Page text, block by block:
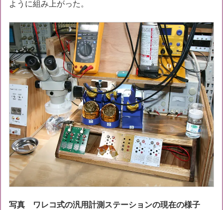
ように組み上がった。
写真 ワレコ式の汎用計測ステーションの現在の様子